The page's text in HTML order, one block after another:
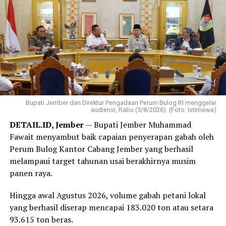
Nusron, Direktur Jenderal Tata Ruang, Suyus
Windayana; Kepala Biro Hubungan Masyarakat dan
Protokol, Achmad; Direktur Survei dan Pemetaan
Tematik, Agus Apriawan; dan Tenaga Ahli Bidang
Komunikasi Publik, Rahmat Sahid.
‎Ketua DPD PRI Provinsi Jambi, Robert Samosir turut
mengajak seluruh kader di Jambi untuk menjaga
solidaritas dan menjalankan visi partai.
‎”Terima kasih kepada seluruh rekan-rekan. Ini HUT
pertama kita. Mari jaga solidaritas demi mewujudkan visi
besar Partai Rakyat Indonesia,” kata Robert.
‎Selain perayaan HUT, kegiatan yang dipusatkan di
Bandar Lampung juga diisi dengan sejumlah agenda
bakti sosial, di antaranya donor darah hingga
peluncuran ambulans yang diperuntukkan bagi 38 DPD
PRI di seluruh Indonesia.
Reporter:Juan Ambarita
Bupati Jember dan Direktur Pengadaan Perum Bulog RI menggelar
audiensi, Rabu (5/8/2026). (Foto: Istimewa)
DETAIL.ID, Jember— Bupati Jember Muhammad
Fawait menyambut baik capaian penyerapan gabah oleh
Perum Bulog Kantor Cabang Jember yang berhasil
melampaui target tahunan usai berakhirnya musim
panen raya.
Hingga awal Agustus 2026, volume gabah petani lokal
yang berhasil diserap mencapai 183.020 ton atau setara
93.615 ton beras.